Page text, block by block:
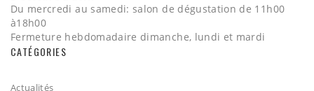
Du mercredi au samedi: salon de dégustation de 11h00
à18h00
Fermeture hebdomadaire dimanche, lundi et mardi
CATÉGORIES
Actualités